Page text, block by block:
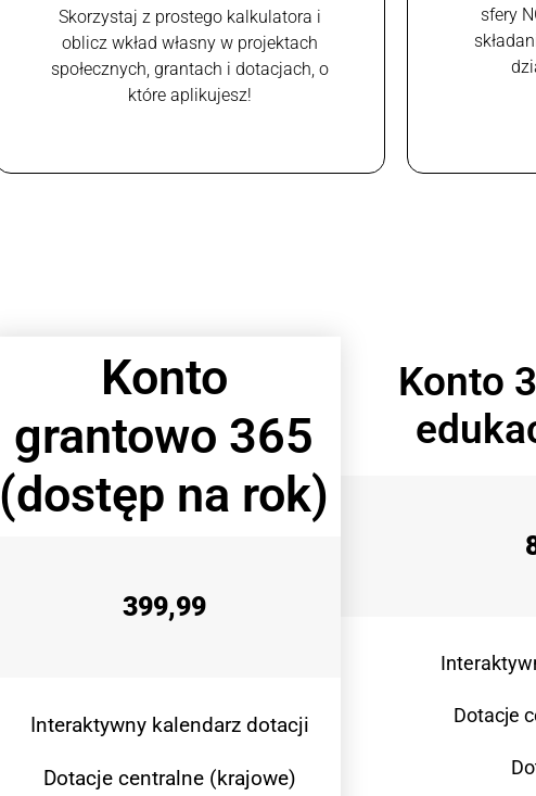
Skorzystaj z prostego kalkulatora i
oblicz wkład własny w projektach
społecznych, grantach i dotacjach, o
które aplikujesz!
sfery
Konto
grantowo 365
(dostęp na rok)
399,99
Interaktywny kalendarz dotacji
Dotacje centralne (krajowe)
Konto
Dotacje